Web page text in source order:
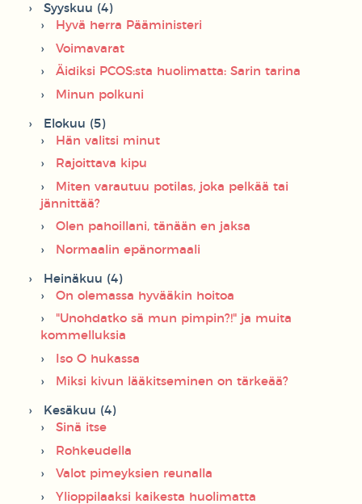
Syyskuu (4)
Hyvä herra Pääministeri
Voimavarat
Äidiksi PCOS:sta huolimatta: Sarin tarina
Minun polkuni
Elokuu (5)
Hän valitsi minut
Rajoittava kipu
Miten varautuu potilas, joka pelkää tai
jännittää?
Olen pahoillani, tänään en jaksa
Normaalin epänormaali
Heinäkuu (4)
On olemassa hyvääkin hoitoa
"Unohdatko sä mun pimpin?!" ja muita
kommelluksia
Iso O hukassa
Miksi kivun lääkitseminen on tärkeää?
Kesäkuu (4)
Sinä itse
Rohkeudella
Valot pimeyksien reunalla
Ylioppilaaksi kaikesta huolimatta